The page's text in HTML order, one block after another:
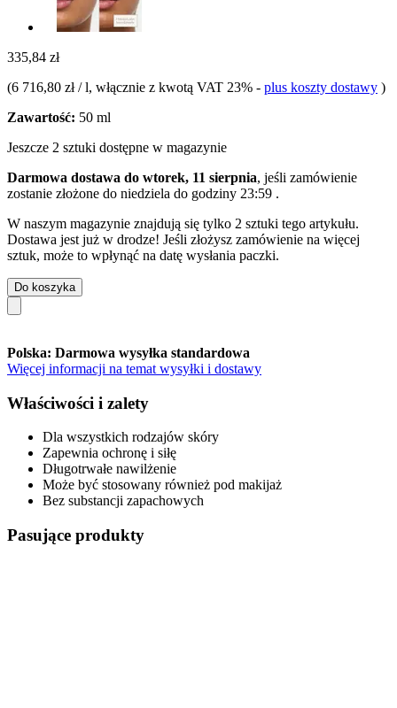
335,84 zł
(6 716,80 zł / l, włącznie z kwotą VAT 23% - plus koszty dostawy )
Zawartość: 50 ml
Jeszcze 2 sztuki dostępne w magazynie
Darmowa dostawa do wtorek, 11 sierpnia, jeśli zamówienie
zostanie złożone do niedziela do godziny 23:59 .
W naszym magazynie znajdują się tylko 2 sztuki tego artykułu.
Dostawa jest już w drodze! Jeśli złożysz zamówienie na więcej
sztuk, może to wpłynąć na datę wysłania paczki.
Do koszyka
Polska: Darmowa wysyłka standardowa
Więcej informacji na temat wysyłki i dostawy
Właściwości i zalety
Dla wszystkich rodzajów skóry
Zapewnia ochronę i siłę
Długotrwałe nawilżenie
Może być stosowany również pod makijaż
Bez substancji zapachowych
Pasujące produkty